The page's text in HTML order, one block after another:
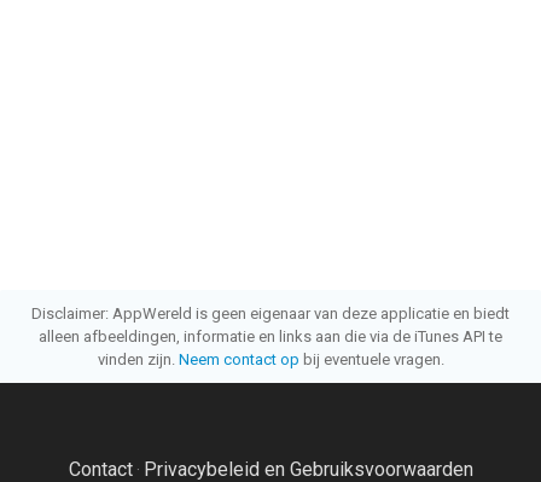
Disclaimer: AppWereld is geen eigenaar van deze applicatie en biedt
alleen afbeeldingen, informatie en links aan die via de iTunes API te
vinden zijn. Neem contact op bij eventuele vragen.
Contact· Privacybeleid en Gebruiksvoorwaarden